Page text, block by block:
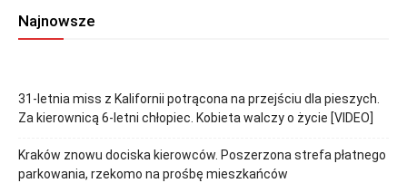
Najnowsze
31-letnia miss z Kalifornii potrącona na przejściu dla pieszych.
Za kierownicą 6-letni chłopiec. Kobieta walczy o życie [VIDEO]
Kraków znowu dociska kierowców. Poszerzona strefa płatnego
parkowania, rzekomo na prośbę mieszkańców